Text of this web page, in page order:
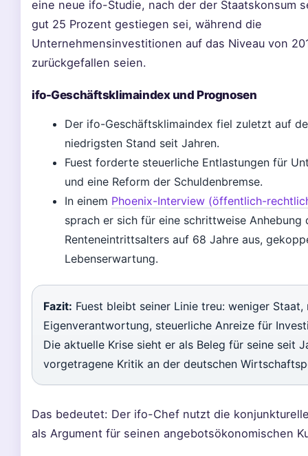
eine neue ifo-Studie, nach der der Staatskonsum
gut 25 Prozent gestiegen sei, während die
Unternehmensinvestitionen auf das Niveau von
zurückgefallen seien.
ifo-Geschäftsklimaindex und Prognosen
Der ifo-Geschäftsklimaindex fiel zuletzt auf
niedrigsten Stand seit Jahren.
Fuest forderte steuerliche Entlastungen für
und eine Reform der Schuldenbremse.
In einem Phoenix-Interview (öffentlich-
sprach er sich für eine schrittweise Anhebung
Renteneintrittsalters auf 68 Jahre aus,
Lebenserwartung.
Fazit: Fuest bleibt seiner Linie treu: weniger Staat,
Eigenverantwortung, steuerliche Anreize für
Die aktuelle Krise sieht er als Beleg für seine seit
vorgetragene Kritik an der deutschen
Das bedeutet: Der ifo-Chef nutzt die
als Argument für seinen angebotsökonomischen